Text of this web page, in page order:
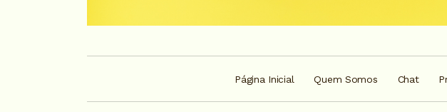
Página Inicial Quem Somos Chat